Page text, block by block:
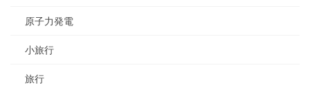
原子力発電
小旅行
旅行